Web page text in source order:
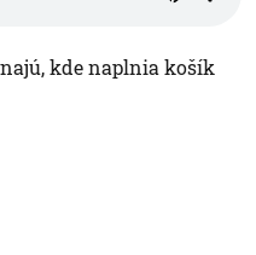
kde naplnia košík